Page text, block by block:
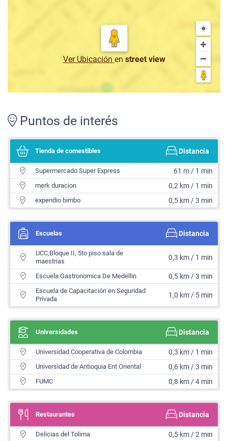
Ver Ubicación en street view
Puntos de interés
Tienda de comestibles Distancia
Supermercado Super Express 61 m / 1 min
merk duracion 0,2 km / 1 min
expendio bimbo 0,5 km / 3 min
Escuelas Distancia
UCC,Bloque II, 5to piso sala de
maestrias
0,3 km / 1 min
Escuela Gastronomica De Medellin 0,5 km / 3 min
Escuela de Capacitación en Seguridad
Privada
1,0 km / 5 min
Universidades Distancia
Universidad Cooperativa de Colombia 0,3 km / 1 min
Universidad de Antioquia Ent Oriental 0,6 km / 3 min
FUMC 0,8 km / 4 min
Restaurantes Distancia
Delicias del Tolima 0,5 km / 2 min